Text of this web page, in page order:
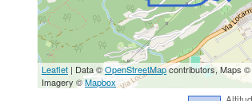
Leaflet | Data ©OpenStreetMapcontributors, Maps ©
Imagery ©Mapbox